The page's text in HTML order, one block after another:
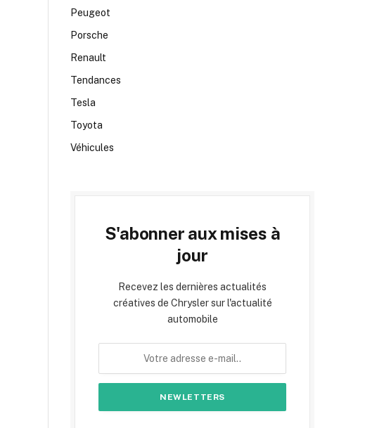
Peugeot
Porsche
Renault
Tendances
Tesla
Toyota
Véhicules
S'abonner aux mises à
jour
Recevez les dernières actualités
créatives de Chrysler sur l'actualité
automobile